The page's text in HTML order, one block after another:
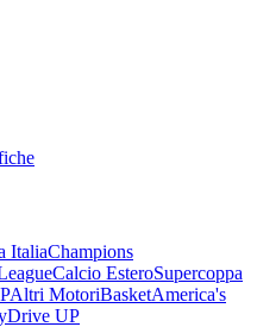
ItaliaChampions
Calcio EsteroSupercoppa
Altri MotoriBasketAmerica's
Drive UP